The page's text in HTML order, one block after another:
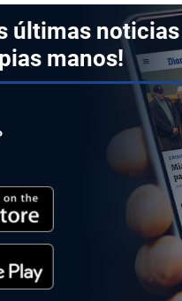
últimas noticias
manos!